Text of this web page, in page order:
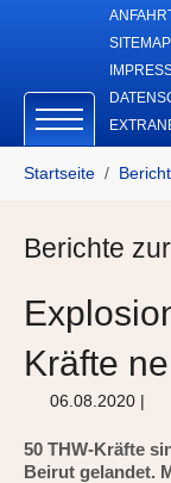
Skip to main
Zum Hauptinhalt
Skip to page footer
SITEMAP
Startseite
Berichte
Kräfte
06.08.2020 |
50 THW-Kräfte
Beirut gelandet.